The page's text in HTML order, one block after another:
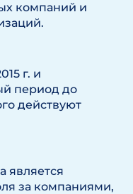
компаний и
г. и
период до
действуют
является
за компаниями,